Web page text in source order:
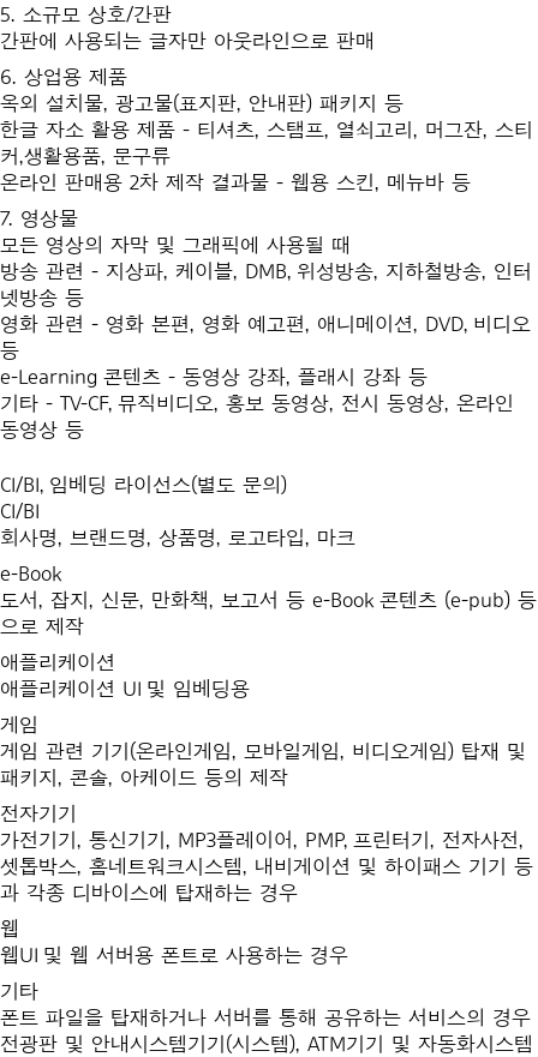
5. 소규모 상호/간판
간판에 사용되는 글자만 아웃라인으로 판매
6. 상업용 제품
옥외 설치물, 광고물(표지판, 안내판) 패키지 등
한글 자소 활용 제품 - 티셔츠, 스탬프, 열쇠고리, 머그잔, 스티
커,생활용품, 문구류
온라인 판매용 2차 제작 결과물 - 웹용 스킨, 메뉴바 등
7. 영상물
모든 영상의 자막 및 그래픽에 사용될 때
방송 관련 - 지상파, 케이블, DMB, 위성방송, 지하철방송, 인터
넷방송 등
영화 관련 - 영화 본편, 영화 예고편, 애니메이션, DVD, 비디오
등
e-Learning 콘텐츠 - 동영상 강좌, 플래시 강좌 등
기타 - TV-CF, 뮤직비디오, 홍보 동영상, 전시 동영상, 온라인
동영상 등
CI/BI, 임베딩 라이선스(별도 문의)
CI/BI
회사명, 브랜드명, 상품명, 로고타입, 마크
e-Book
도서, 잡지, 신문, 만화책, 보고서 등 e-Book 콘텐츠 (e-pub) 등
으로 제작
애플리케이션
애플리케이션 UI 및 임베딩용
게임
게임 관련 기기(온라인게임, 모바일게임, 비디오게임) 탑재 및
패키지, 콘솔, 아케이드 등의 제작
전자기기
가전기기, 통신기기, MP3플레이어, PMP, 프린터기, 전자사전,
셋톱박스, 홈네트워크시스템, 내비게이션 및 하이패스 기기 등
과 각종 디바이스에 탑재하는 경우
웹
웹UI 및 웹 서버용 폰트로 사용하는 경우
기타
폰트 파일을 탑재하거나 서버를 통해 공유하는 서비스의 경우
전광판 및 안내시스템기기(시스템), ATM기기 및 자동화시스템